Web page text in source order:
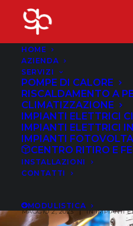
HOME
AZIENDA
SERVIZI
POMPE DI CALORE
RISCALDAMENTO A
CLIMATIZZAZIONE
IMPIANTI ELETTRICI
IMPIANTI ELETTRICI
IMPIANTI
CENTRO RITIRO E
INSTALLAZIONI
CONTATTI
MODULISTICA
MAGGIO 2, 2023 | INIMPIANTI